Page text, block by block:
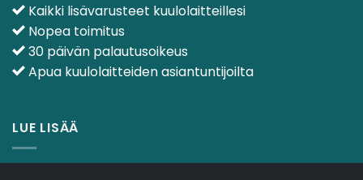
Kaikki lisävarusteet kuulolaitteillesi
Nopea toimitus
30 päivän palautusoikeus
Apua kuulolaitteiden asiantuntijoilta
LUE LISÄÄ